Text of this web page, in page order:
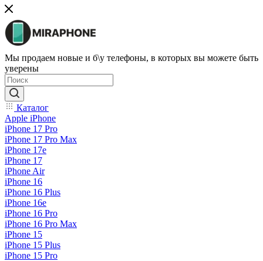
Мы продаем новые и б\у телефоны, в которых вы можете быть
уверены
Каталог
Apple iPhone
iPhone 17 Pro
iPhone 17 Pro Max
iPhone 17e
iPhone 17
iPhone Air
iPhone 16
iPhone 16 Plus
iPhone 16e
iPhone 16 Pro
iPhone 16 Pro Max
iPhone 15
iPhone 15 Plus
iPhone 15 Pro